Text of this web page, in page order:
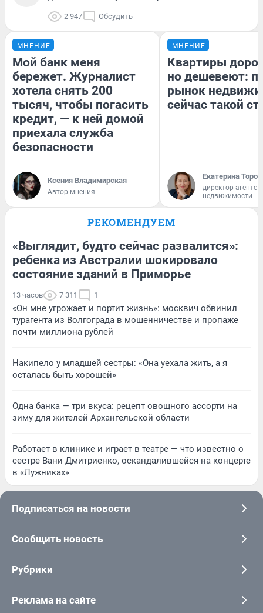
2 947 Обсудить
МНЕНИЕ
Мой банк меня
бережет. Журналист
хотела снять 200
тысяч, чтобы погасить
кредит, — к ней домой
приехала служба
безопасности
Ксения Владимирская
Автор мнения
МНЕНИЕ
Квартиры
но дешевеют:
рынок
сейчас такой
Екатерина
директор
недвижимости
РЕКОМЕНДУЕМ
«Выглядит, будто сейчас развалится»:
ребенка из Австралии шокировало
состояние зданий в Приморье
13 часов 7 311 1
«Он мне угрожает и портит жизнь»: москвич обвинил
турагента из Волгограда в мошенничестве и пропаже
почти миллиона рублей
Накипело у младшей сестры: «Она уехала жить, а я
осталась быть хорошей»
Одна банка — три вкуса: рецепт овощного ассорти на
зиму для жителей Архангельской области
Работает в клинике и играет в театре — что известно о
сестре Вани Дмитриенко, оскандалившейся на концерте
в «Лужниках»
Подписаться на новости
Сообщить новость
Рубрики
Реклама на сайте